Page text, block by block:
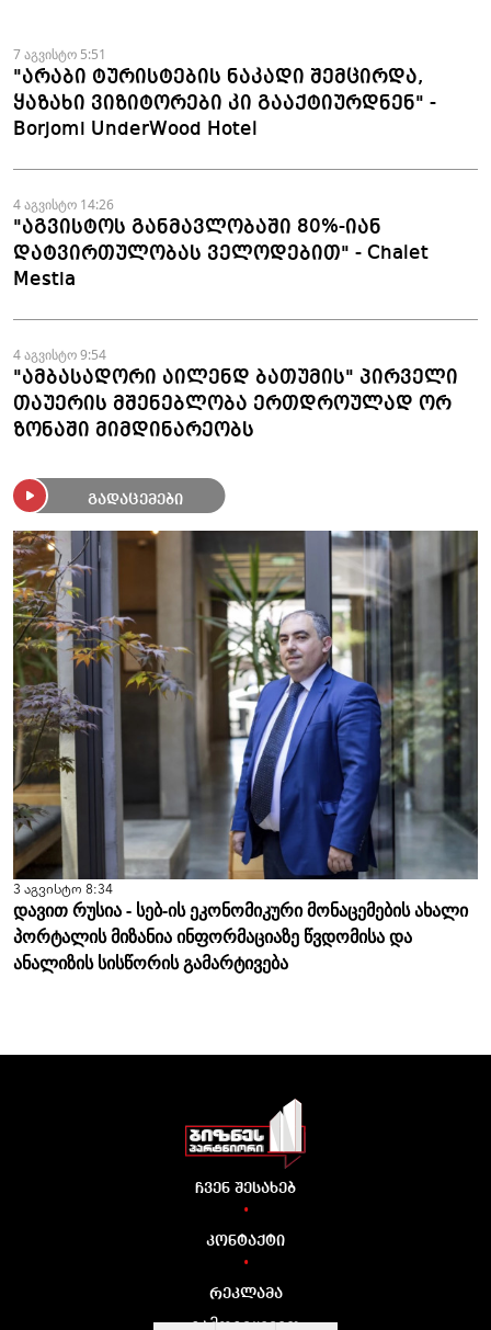
მომზადდა
7 აგვისტო 5:51
"არაბი ტურისტების ნაკადი შემცირდა,
ყაზახი ვიზიტორები კი გააქტიურდნენ" -
Borjomi UnderWood Hotel
4 აგვისტო 14:26
"აგვისტოს განმავლობაში 80%-იან
დატვირთულობას ველოდებით" - Chalet
Mestia
4 აგვისტო 9:54
"ამბასადორი აილენდ ბათუმის" პირველი
თაუერის მშენებლობა ერთდროულად ორ
ზონაში მიმდინარეობს
გადაცემები
3 აგვისტო 8:34
დავით რუსია - სებ-ის ეკონომიკური მონაცემების ახალი
პორტალის მიზანია ინფორმაციაზე წვდომისა და
ანალიზის სისწორის გამარტივება
ჩვენ შესახებ
•
კონტაქტი
•
რეკლამა
გამოგვყევით